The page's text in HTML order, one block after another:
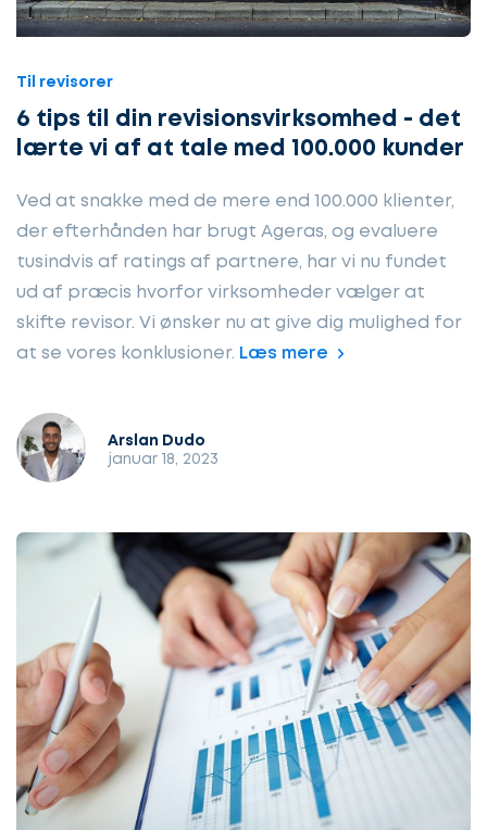
Til revisorer
6 tips til din revisionsvirksomhed - det
lærte vi af at tale med 100.000 kunder
Ved at snakke med de mere end 100.000 klienter,
der efterhånden har brugt Ageras, og evaluere
tusindvis af ratings af partnere, har vi nu fundet
ud af præcis hvorfor virksomheder vælger at
skifte revisor. Vi ønsker nu at give dig mulighed for
at se vores konklusioner. Læs mere
Arslan Dudo
januar 18, 2023